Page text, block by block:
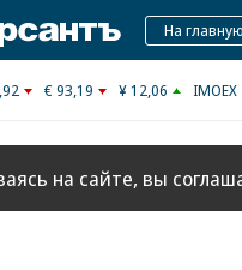
Коммерсантъ
На
€ 93,19 ¥ 12,06
на сайте, вы